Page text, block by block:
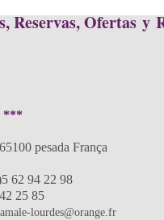
Reservas, Ofertas y
***
pesada França
62 94 22 98
25 85
lourdes@orange.fr